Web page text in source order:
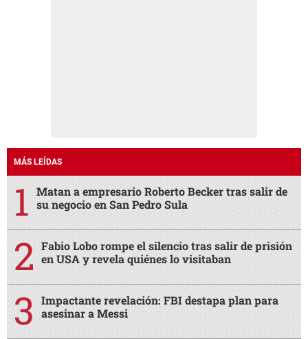
MÁS LEÍDAS
Matan a empresario Roberto Becker tras salir de
su negocio en San Pedro Sula
Fabio Lobo rompe el silencio tras salir de prisión
en USA y revela quiénes lo visitaban
Impactante revelación: FBI destapa plan para
asesinar a Messi